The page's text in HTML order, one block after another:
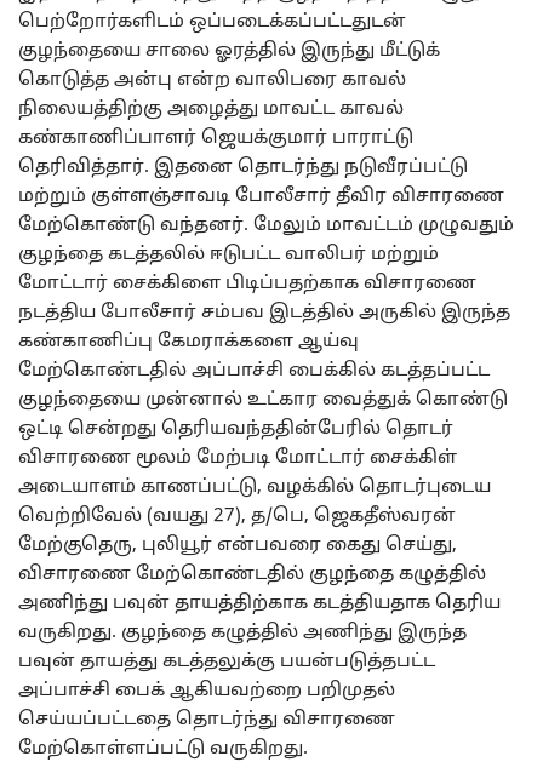
பெற்றோர்களிடம் ஒப்படைக்கப்பட்டதுடன்
குழந்தையை சாலை ஓரத்தில் இருந்து மீட்டுக்
கொடுத்த அன்பு என்ற வாலிபரை காவல்
நிலையத்திற்கு அழைத்து மாவட்ட காவல்
கண்காணிப்பாளர் ஜெயக்குமார் பாராட்டு
தெரிவித்தார். இதனை தொடர்ந்து நடுவீரப்பட்டு
மற்றும் குள்ளஞ்சாவடி போலீசார் தீவிர விசாரணை
மேற்கொண்டு வந்தனர். மேலும் மாவட்டம் முழுவதும்
குழந்தை கடத்தலில் ஈடுபட்ட வாலிபர் மற்றும்
மோட்டார் சைக்கிளை பிடிப்பதற்காக விசாரணை
நடத்திய போலீசார் சம்பவ இடத்தில் அருகில் இருந்த
கண்காணிப்பு கேமராக்களை ஆய்வு
மேற்கொண்டதில் அப்பாச்சி பைக்கில் கடத்தப்பட்ட
குழந்தையை முன்னால் உட்கார வைத்துக் கொண்டு
ஒட்டி சென்றது தெரியவந்ததின்பேரில் தொடர்
விசாரணை மூலம் மேற்படி மோட்டார் சைக்கிள்
அடையாளம் காணப்பட்டு, வழக்கில் தொடர்புடைய
வெற்றிவேல் (வயது 27), த/பெ, ஜெகதீஸ்வரன்
மேற்குதெரு, புலியூர் என்பவரை கைது செய்து,
விசாரணை மேற்கொண்டதில் குழந்தை கழுத்தில்
அணிந்து பவுன் தாயத்திற்காக கடத்தியதாக தெரிய
வருகிறது. குழந்தை கழுத்தில் அணிந்து இருந்த
பவுன் தாயத்து கடத்தலுக்கு பயன்படுத்தபட்ட
அப்பாச்சி பைக் ஆகியவற்றை பறிமுதல்
செய்யப்பட்டதை தொடர்ந்து விசாரணை
மேற்கொள்ளப்பட்டு வருகிறது.